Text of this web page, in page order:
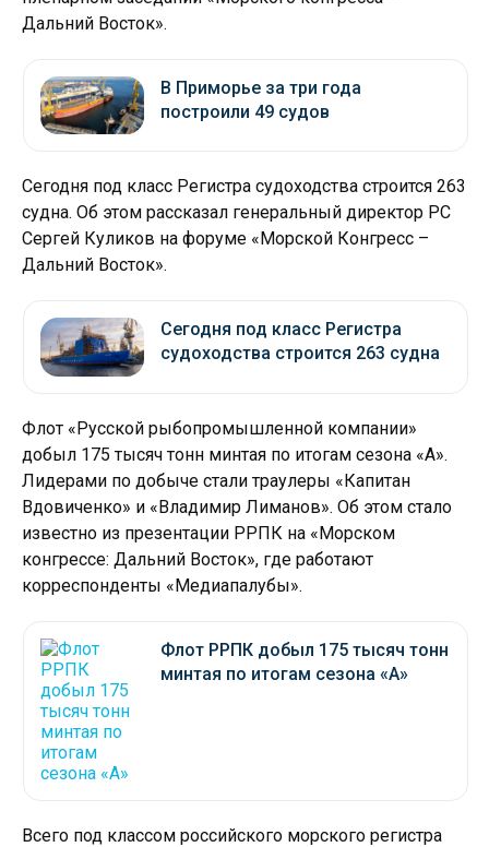
Дальний Восток».
В Приморье за три года
построили 49 судов
Сегодня под класс Регистра судоходства строится 263
судна. Об этом рассказал генеральный директор РС
Сергей Куликов на форуме «Морской Конгресс –
Дальний Восток».
Сегодня под класс Регистра
судоходства строится 263 судна
Флот «Русской рыбопромышленной компании»
добыл 175 тысяч тонн минтая по итогам сезона «А».
Лидерами по добыче стали траулеры «Капитан
Вдовиченко» и «Владимир Лиманов». Об этом стало
известно из презентации РРПК на «Морском
конгрессе: Дальний Восток», где работают
корреспонденты «Медиапалубы».
Флот РРПК добыл 175 тысяч тонн
минтая по итогам сезона «А»
Всего под классом российского морского регистра